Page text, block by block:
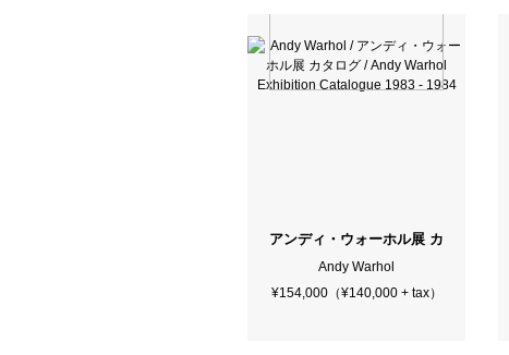
アンディ・ウォーホル展 カタログ
Andy Warhol
¥154,000（¥140,000 + tax）